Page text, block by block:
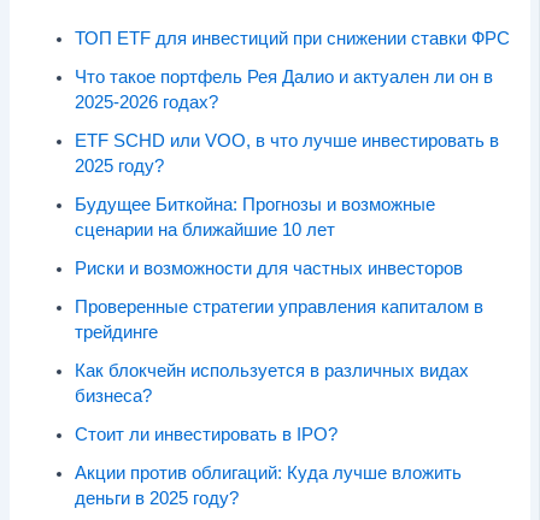
ТОП ETF для инвестиций при снижении ставки ФРС
Что такое портфель Рея Далио и актуален ли он в
2025-2026 годах?
ETF SCHD или VOO, в что лучше инвестировать в
2025 году?
Будущее Биткойна: Прогнозы и возможные
сценарии на ближайшие 10 лет
Риски и возможности для частных инвесторов
Проверенные стратегии управления капиталом в
трейдинге
Как блокчейн используется в различных видах
бизнеса?
Стоит ли инвестировать в IPO?
Акции против облигаций: Куда лучше вложить
деньги в 2025 году?